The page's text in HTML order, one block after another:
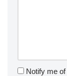
Notify me